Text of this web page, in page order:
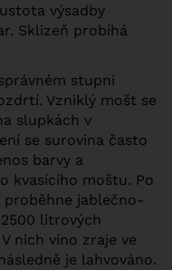
výsadby
Sklizeň probíhá
stupni
Vzniklý mošt se
slupkách v
se surovina často
barvy a
kvasícího moštu. Po
proběhne jablečno-
litrových
nich víno zraje ve
je lahvováno.